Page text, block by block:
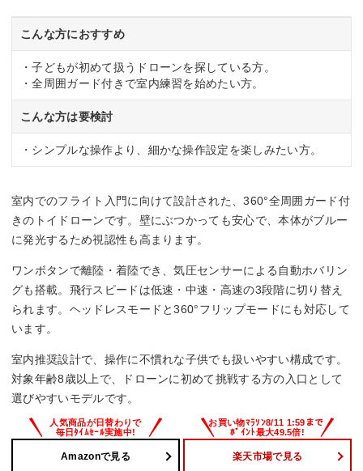
こんな方におすすめ
・子どもが初めて扱うドローンを探している方。
・全周囲ガード付きで室内練習を始めたい方。
こんな方は要検討
・シンプルな操作より、細かな操作設定を楽しみたい方。
室内でのフライト入門に向けて設計された、360°全周囲ガード付
きのトイドローンです。壁にぶつかっても安心で、本体がブルー
に発光するため視認性も高まります。
ワンボタンで離陸・着陸でき、気圧センサーによる自動ホバリン
グも搭載。飛行スピードは低速・中速・高速の3段階に切り替え
られます。ヘッドレスモードと360°フリップモードにも対応して
います。
室内推奨設計で、操作に不慣れな子供でも扱いやすい構成です。
対象年齢8歳以上で、ドローンに初めて挑戦する方の入口として
選びやすいモデルです。
Amazonで見る 楽天市場で見る